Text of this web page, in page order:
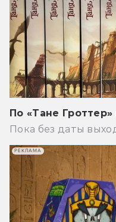
По «Тане
Пока без даты
РЕКЛАМА